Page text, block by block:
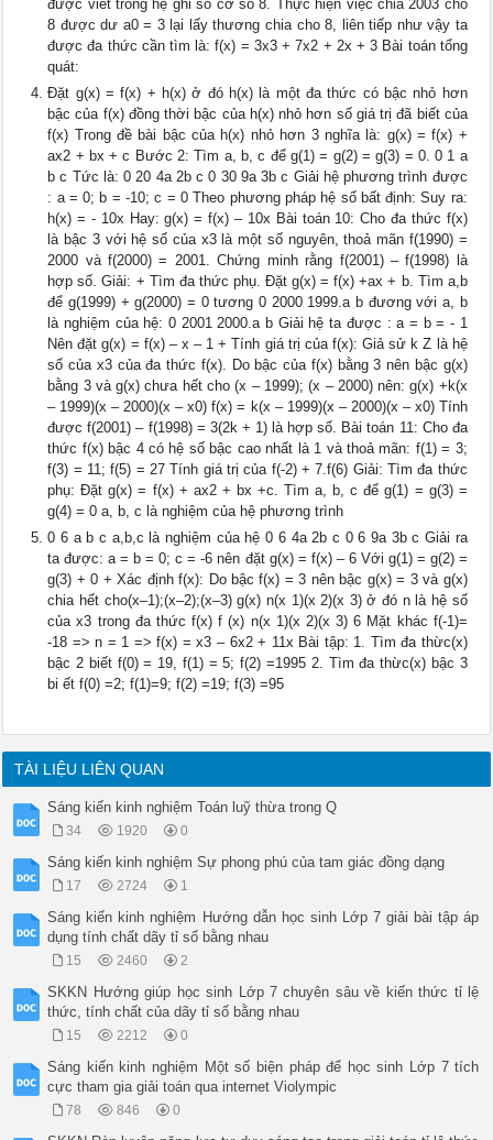
được viết trong hệ ghi số cơ số 8. Thực hiện việc chia 2003 cho
8 được dư a0 = 3 lại lấy thương chia cho 8, liên tiếp như vậy ta
được đa thức cần tìm là: f(x) = 3x3 + 7x2 + 2x + 3 Bài toán tổng
quát:
Đặt g(x) = f(x) + h(x) ở đó h(x) là một đa thức có bậc nhỏ hơn
bậc của f(x) đồng thời bậc của h(x) nhỏ hơn số giá trị đã biết của
f(x) Trong đề bài bậc của h(x) nhỏ hơn 3 nghĩa là: g(x) = f(x) +
ax2 + bx + c Bước 2: Tìm a, b, c để g(1) = g(2) = g(3) = 0. 0 1 a
b c Tức là: 0 20 4a 2b c 0 30 9a 3b c Giải hệ phương trình được
: a = 0; b = -10; c = 0 Theo phương pháp hệ số bất định: Suy ra:
h(x) = - 10x Hay: g(x) = f(x) – 10x Bài toán 10: Cho đa thức f(x)
là bậc 3 với hệ số của x3 là một số nguyên, thoả mãn f(1990) =
2000 và f(2000) = 2001. Chứng minh rằng f(2001) – f(1998) là
hợp số. Giải: + Tìm đa thức phụ. Đặt g(x) = f(x) +ax + b. Tìm a,b
để g(1999) + g(2000) = 0 tương 0 2000 1999.a b đương với a, b
là nghiệm của hệ: 0 2001 2000.a b Giải hệ ta được : a = b = - 1
Nên đặt g(x) = f(x) – x – 1 + Tính giá trị của f(x): Giả sử k Z là hệ
số của x3 của đa thức f(x). Do bậc của f(x) bằng 3 nên bậc g(x)
bằng 3 và g(x) chưa hết cho (x – 1999); (x – 2000) nên: g(x) +k(x
– 1999)(x – 2000)(x – x0) f(x) = k(x – 1999)(x – 2000)(x – x0) Tính
được f(2001) – f(1998) = 3(2k + 1) là hợp số. Bài toán 11: Cho đa
thức f(x) bậc 4 có hệ số bậc cao nhất là 1 và thoả mãn: f(1) = 3;
f(3) = 11; f(5) = 27 Tính giá trị của f(-2) + 7.f(6) Giải: Tìm đa thức
phụ: Đặt g(x) = f(x) + ax2 + bx +c. Tìm a, b, c để g(1) = g(3) =
g(4) = 0 a, b, c là nghiệm của hệ phương trình
0 6 a b c a,b,c là nghiệm của hệ 0 6 4a 2b c 0 6 9a 3b c Giải ra
ta được: a = b = 0; c = -6 nên đặt g(x) = f(x) – 6 Với g(1) = g(2) =
g(3) + 0 + Xác định f(x): Do bậc f(x) = 3 nên bậc g(x) = 3 và g(x)
chia hết cho(x–1);(x–2);(x–3) g(x) n(x 1)(x 2)(x 3) ở đó n là hệ số
của x3 trong đa thức f(x) f (x) n(x 1)(x 2)(x 3) 6 Mặt khác f(-1)=
-18 => n = 1 => f(x) = x3 – 6x2 + 11x Bài tập: 1. Tìm đa thừc(x)
bậc 2 biết f(0) = 19, f(1) = 5; f(2) =1995 2. Tìm đa thừc(x) bậc 3
bi ết f(0) =2; f(1)=9; f(2) =19; f(3) =95
TÀI LIỆU LIÊN QUAN
Sáng kiến kinh nghiệm Toán luỹ thừa trong Q
34 1920 0
Sáng kiến kinh nghiệm Sự phong phú của tam giác đồng dạng
17 2724 1
Sáng kiến kinh nghiệm Hướng dẫn học sinh Lớp 7 giải bài tập áp
dụng tính chất dãy tỉ số bằng nhau
15 2460 2
SKKN Hướng giúp học sinh Lớp 7 chuyên sâu về kiến thức tỉ lệ
thức, tính chất của dãy tỉ số bằng nhau
15 2212 0
Sáng kiến kinh nghiệm Một số biện pháp để học sinh Lớp 7 tích
cực tham gia giải toán qua internet Violympic
78 846 0